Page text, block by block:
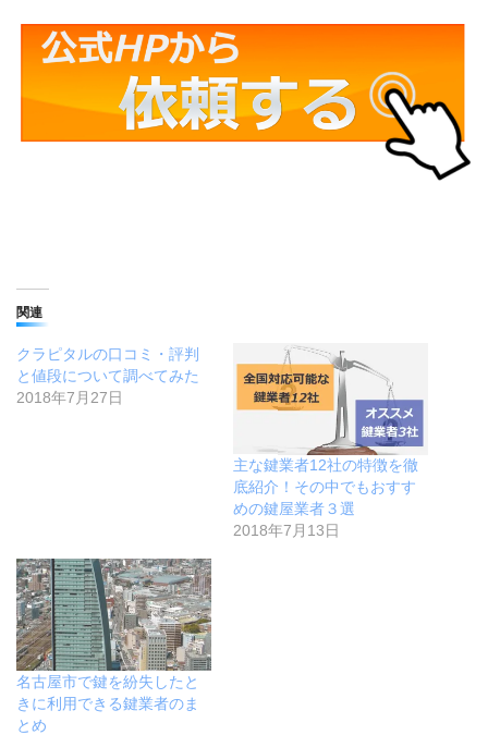
関連
クラピタルの口コミ・評判
と値段について調べてみた
2018年7月27日
主な鍵業者12社の特徴を徹
底紹介！その中でもおすす
めの鍵屋業者３選
2018年7月13日
名古屋市で鍵を紛失したと
きに利用できる鍵業者のま
とめ